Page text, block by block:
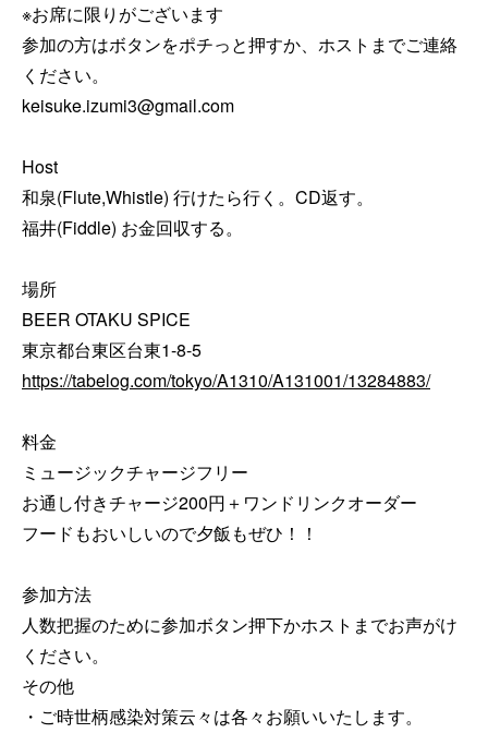
※お席に限りがございます
参加の方はボタンをポチっと押すか、ホストまでご連絡
ください。
keisuke.izumi3@gmail.com
Host
和泉(Flute,Whistle) 行けたら行く。CD返す。
福井(Fiddle) お金回収する。
場所
BEER OTAKU SPICE
https://tabelog.com/tokyo/A1310/A131001/13284883/
料金
ミュージックチャージフリー
お通し付きチャージ200円＋ワンドリンクオーダー
フードもおいしいので夕飯もぜひ！！
参加方法
人数把握のために参加ボタン押下かホストまでお声がけ
ください。
その他
・ご時世柄感染対策云々は各々お願いいたします。